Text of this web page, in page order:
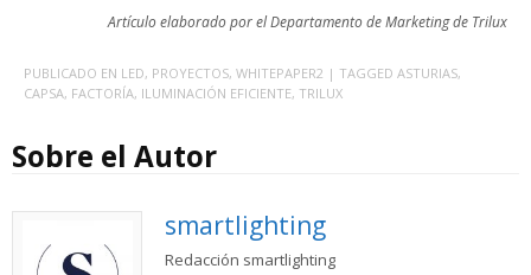
Artículo elaborado por el Departamento de Marketing de Trilux
PUBLICADO EN LED, PROYECTOS, WHITEPAPER2 | TAGGED ASTURIAS,
CAPSA, FACTORÍA, ILUMINACIÓN EFICIENTE, TRILUX
Sobre el Autor
smartlighting
Redacción smartlighting